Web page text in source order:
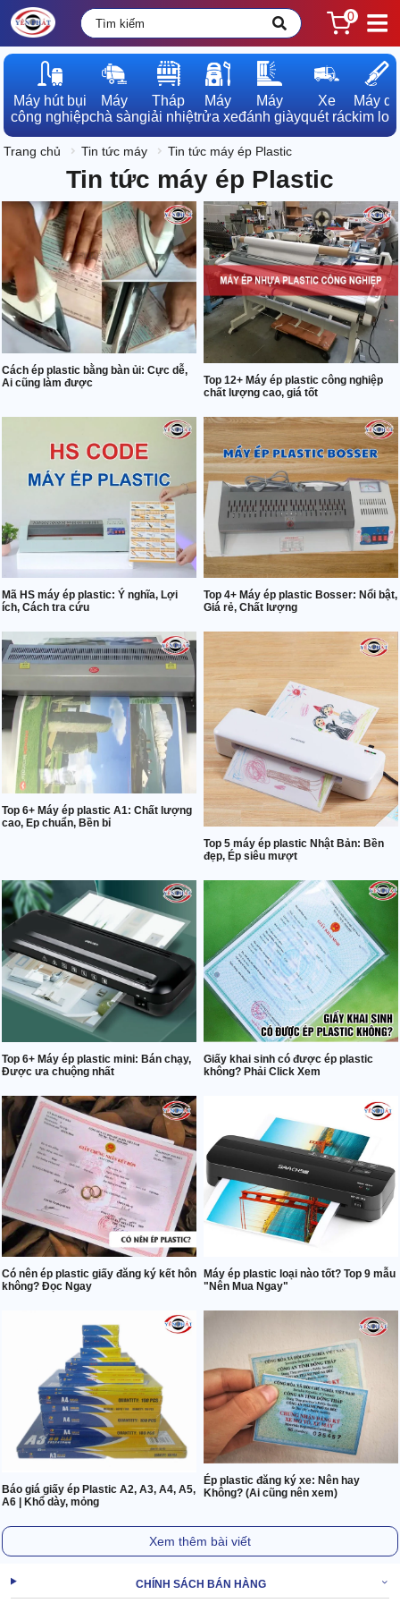
0
Máy hút bụi
công nghiệp
Máy
chà sàn
Tháp
giải nhiệt
Máy
rửa xe
Máy
đánh giày
Xe
quét rác
Máy dò
kim loại
Trang chủ Tin tức máy Tin tức máy ép Plastic
Tin tức máy ép Plastic
Cách ép plastic bằng bàn ủi: Cực dễ,
Ai cũng làm được
Top 12+ Máy ép plastic công nghiệp
chất lượng cao, giá tốt
Mã HS máy ép plastic: Ý nghĩa, Lợi
ích, Cách tra cứu
Top 4+ Máy ép plastic Bosser: Nổi bật,
Giá rẻ, Chất lượng
Top 6+ Máy ép plastic A1: Chất lượng
cao, Ep chuẩn, Bền bỉ
Top 5 máy ép plastic Nhật Bản: Bền
đẹp, Ép siêu mượt
Top 6+ Máy ép plastic mini: Bán chạy,
Được ưa chuộng nhất
Giấy khai sinh có được ép plastic
không? Phải Click Xem
Có nên ép plastic giấy đăng ký kết hôn
không? Đọc Ngay
Máy ép plastic loại nào tốt? Top 9 mẫu
"Nên Mua Ngay"
Báo giá giấy ép Plastic A2, A3, A4, A5,
A6 | Khổ dày, mỏng
Ép plastic đăng ký xe: Nên hay
Không? (Ai cũng nên xem)
Xem thêm bài viết
CHÍNH SÁCH BÁN HÀNG